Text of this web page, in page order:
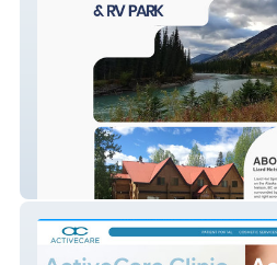
Liard Lodge &RV Park